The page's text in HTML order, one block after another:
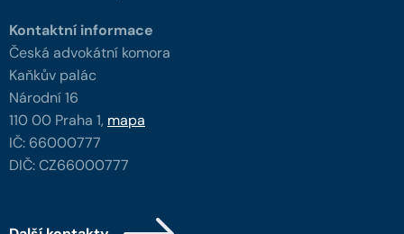
Kontaktní informace
Česká advokátní komora
Kaňkův palác
Národní 16
110 00 Praha 1, mapa
IČ: 66000777
DIČ: CZ66000777